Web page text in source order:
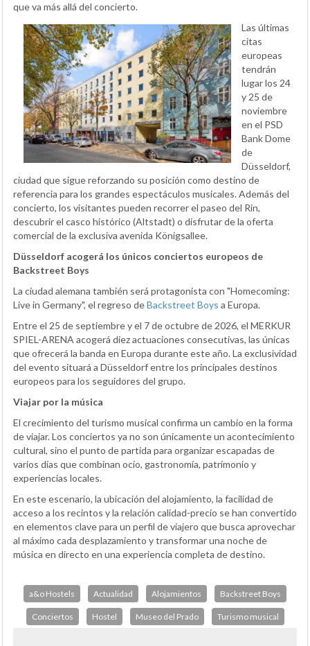
que va más allá del concierto.
Las últimas
citas
europeas
tendrán
lugar los 24
y 25 de
noviembre
en el PSD
Bank Dome
de
Düsseldorf,
ciudad que sigue reforzando su posición como destino de
referencia para los grandes espectáculos musicales. Además del
concierto, los visitantes pueden recorrer el paseo del Rin,
descubrir el casco histórico (Altstadt) o disfrutar de la oferta
comercial de la exclusiva avenida Königsallee.
Düsseldorf acogerá los únicos conciertos europeos de
Backstreet Boys
La ciudad alemana también será protagonista con "Homecoming:
Live in Germany", el regreso deBackstreet Boys a Europa.
Entre el 25 de septiembre y el 7 de octubre de 2026, el MERKUR
SPIEL-ARENA acogerá diez actuaciones consecutivas, las únicas
que ofrecerá la banda en Europa durante este año. La exclusividad
del evento situará a Düsseldorf entre los principales destinos
europeos para los seguidores del grupo.
Viajar por la música
El crecimiento del turismo musical confirma un cambio en la forma
de viajar. Los conciertos ya no son únicamente un acontecimiento
cultural, sino el punto de partida para organizar escapadas de
varios días que combinan ocio, gastronomía, patrimonio y
experiencias locales.
En este escenario, la ubicación del alojamiento, la facilidad de
acceso a los recintos y la relación calidad-precio se han convertido
en elementos clave para un perfil de viajero que busca aprovechar
al máximo cada desplazamiento y transformar una noche de
música en directo en una experiencia completa de destino.
a&o Hostels Actualidad Alojamientos Backstreet Boys
Conciertos Hostel Museo del Prado Turismo musical